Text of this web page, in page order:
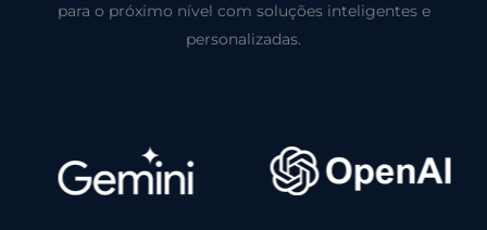
para o próximo nível com soluções inteligentes e
personalizadas.